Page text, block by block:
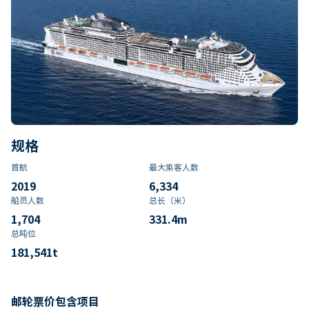
规格
首航
2019
最大乘客人数
6,334
船员人数
1,704
总长（米）
331.4m
总吨位
181,541t
邮轮票价包含项目